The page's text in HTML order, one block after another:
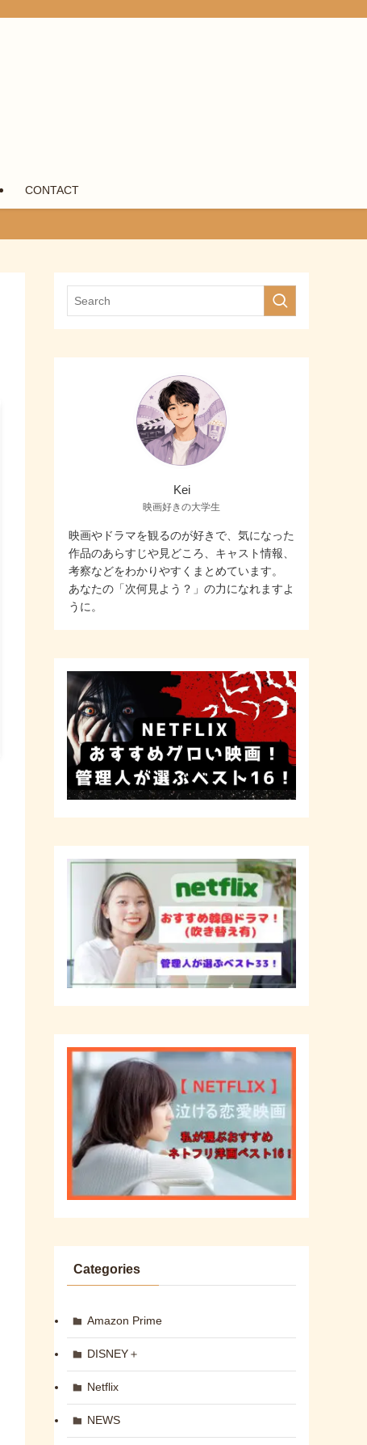
CONTACT
Kei
映画好きの大学生
映画やドラマを観るのが好きで、気になった
作品のあらすじや見どころ、キャスト情報、
考察などをわかりやすくまとめています。
あなたの「次何見よう？」の力になれますよ
うに。
Categories
Amazon Prime
DISNEY＋
Netflix
NEWS